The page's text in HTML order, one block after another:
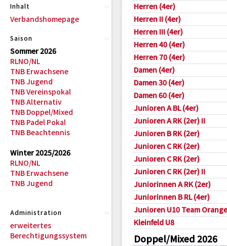
Inhalt
Verbandshomepage
Saison
Sommer 2026
RLNO/NL
TNB Erwachsene
TNB Jugend
TNB Vereinspokal
TNB Alternativ
TNB Doppel/Mixed
TNB Padel Pokal
TNB Beachtennis
Winter 2025/2026
RLNO/NL
TNB Erwachsene
TNB Jugend
Administration
erweitertes
Berechtigungssystem
Herren (4er)
Herren II (4er)
Herren III (4er)
Herren 40 (4er)
Herren 70 (4er)
Damen (4er)
Damen 30 (4er)
Damen 60 (4er)
Junioren A BL (4er)
Junioren A RK (2er) II
Junioren B RK (2er)
Junioren C RK (2er)
Junioren C RK (2er)
Junioren C RK (2er) II
Juniorinnen A RK (2er)
Juniorinnen B RL (4er)
Junioren U10 Team Orange
Kleinfeld U8
Doppel/Mixed 2026